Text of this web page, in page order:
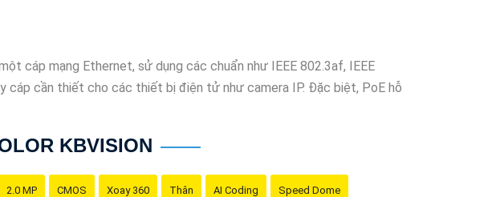
cáp mạng Ethernet, sử dụng các chuẩn như IEEE 802.3af, IEEE
cáp cần thiết cho các thiết bị điện tử như camera IP. Đặc biệt, PoE hỗ
KBVISION
2.0 MP CMOS Xoay 360 Thân AI Coding Speed Dome